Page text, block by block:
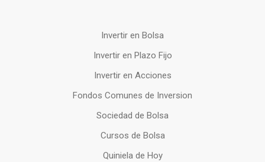
Invertir en Bolsa
Invertir en Plazo Fijo
Invertir en Acciones
Fondos Comunes de Inversion
Sociedad de Bolsa
Cursos de Bolsa
Quiniela de Hoy